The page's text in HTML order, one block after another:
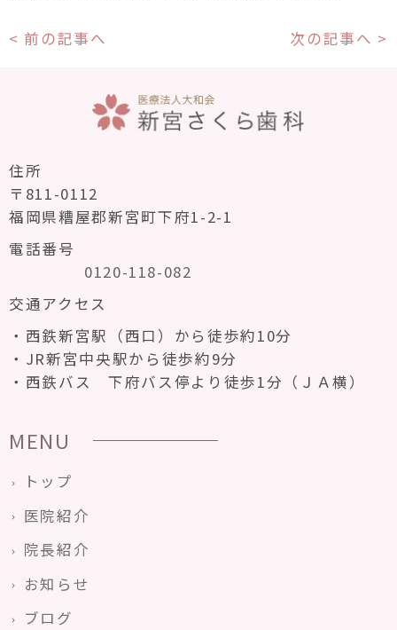
< 前の記事へ 次の記事へ >
住所
〒811-0112
福岡県糟屋郡新宮町下府1-2-1
電話番号
0120-118-082
交通アクセス
西鉄新宮駅（西口）から徒歩約10分
JR新宮中央駅から徒歩約9分
西鉄バス 下府バス停より徒歩1分（ＪＡ横）
MENU
トップ
医院紹介
院長紹介
お知らせ
ブログ